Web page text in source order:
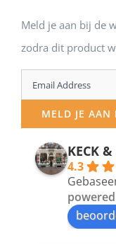
Meld je aan bij de
zodra dit product
Enter
your
email
address
MELD JE AAN
KECK
4.3